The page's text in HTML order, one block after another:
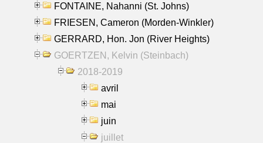
FONTAINE, Nahanni (St. Johns)
FRIESEN, Cameron (Morden-Winkler)
GERRARD, Hon. Jon (River Heights)
GOERTZEN, Kelvin (Steinbach)
2018-2019
avril
mai
juin
juillet